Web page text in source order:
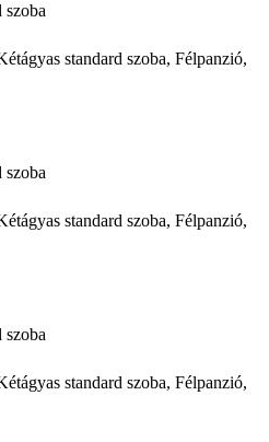
szoba
standard szoba, Félpanzió,
szoba
standard szoba, Félpanzió,
szoba
standard szoba, Félpanzió,